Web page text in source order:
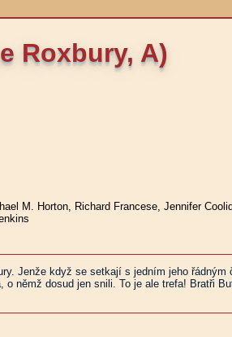
Roxbury, A)
M. Horton, Richard Francese, Jennifer
Jenže když se setkají s jedním jeho
němž dosud jen snili. To je ale trefa! Bratři